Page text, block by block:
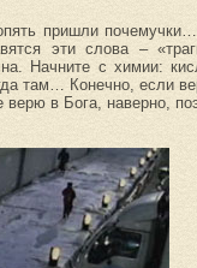
пришли
эти слова –
Начните с химии:
там… Конечно, если
в Бога, наверно,